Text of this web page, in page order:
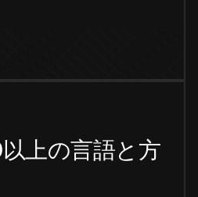
上の言語と方